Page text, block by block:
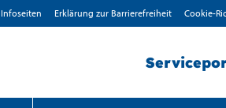
Infoseiten Erklärung zur Barrierefreiheit Cookie-